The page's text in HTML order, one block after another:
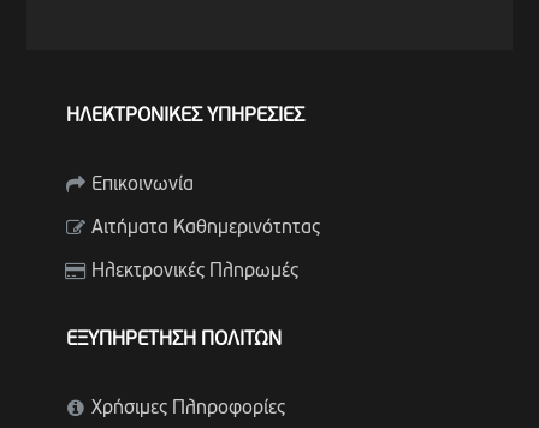
ΗΛΕΚΤΡΟΝΙΚΕΣ ΥΠΗΡΕΣΙΕΣ
Επικοινωνία
Αιτήματα Καθημερινότητας
Ηλεκτρονικές Πληρωμές
ΕΞΥΠΗΡΕΤΗΣΗ ΠΟΛΙΤΩΝ
Χρήσιμες Πληροφορίες